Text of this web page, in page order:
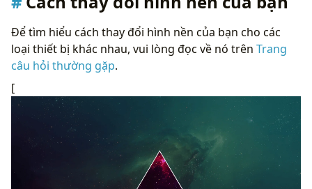
Để tìm hiểu cách thay đổi hình nền của bạn cho các
loại thiết bị khác nhau, vui lòng đọc về nó trên Trang
câu hỏi thường gặp.
[